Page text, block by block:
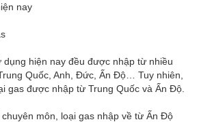
nay
dụng hiện nay đều được nhập từ nhiều
Quốc, Anh, Đức, Ấn Độ… Tuy nhiên,
gas được nhập từ Trung Quốc và Ấn Độ.
môn, loại gas nhập về từ Ấn Độ